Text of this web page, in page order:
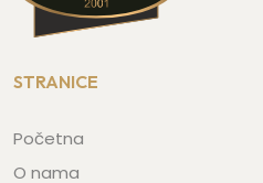
STRANICE
Početna
O nama